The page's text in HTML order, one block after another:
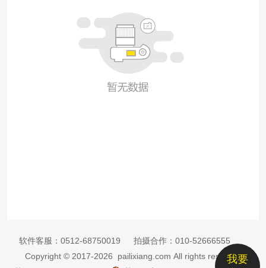
我要
软件客服： 0512-68750019 拍摄合作： 010-52666555
Copyright © 2017-2026 pailixiang.com All rights reserved